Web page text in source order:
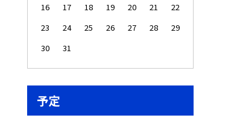
16
17 18 19 20 21
22
23
24 25 26 27 28
29
30
31
予定